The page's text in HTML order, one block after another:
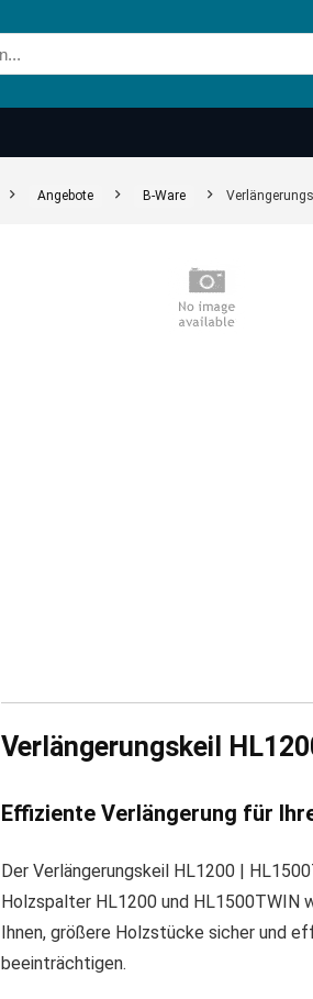
Angebote B-Ware
Verlängerungskeil
Effiziente Verlängerung für
Der Verlängerungskeil HL1200 |
Holzspalter HL1200 und HL1500TWIN
Ihnen, größere Holzstücke sicher und
beeinträchtigen.